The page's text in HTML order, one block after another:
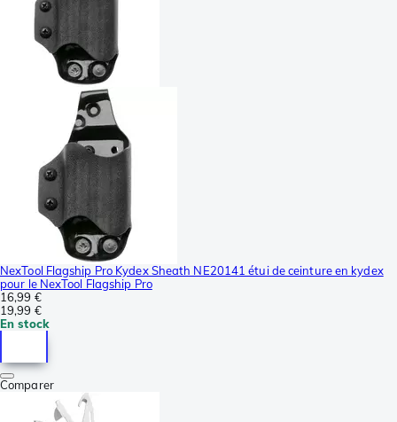
NexTool Flagship Pro Kydex Sheath NE20141 étui de ceinture en kydex
pour le NexTool Flagship Pro
16,99 €
19,99 €
En stock
Comparer